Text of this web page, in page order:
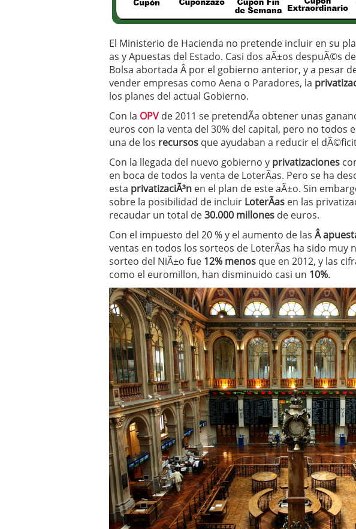
El Ministerio de Hacienda no pretende incluir en su
as y Apuestas del Estado. Casi dos aÃ±os despuÃ©s
Bolsa abortada Â por el gobierno anterior, y a pesar
vender empresas como Aena o Paradores, la
los planes del actual Gobierno.
Con la OPV de 2011 se pretendÃ­a obtener unas
euros con la venta del 30% del capital, pero no todos
una de los recursos que ayudaban a reducir el
Con la llegada del nuevo gobierno y privatizaciones
en boca de todos la venta de LoterÃ­as. Pero se ha
esta privatizaciÃ³n en el plan de este aÃ±o. Sin
sobre la posibilidad de incluir LoterÃ­as en las
recaudar un total de30.000 millones de euros.
Con el impuesto del 20 % y el aumento de las Â
ventas en todos los sorteos de LoterÃ­as ha sido muy
sorteo del NiÃ±o fue 12% menos que en 2012, y las
como el euromillon, han disminuido casi un 10%.